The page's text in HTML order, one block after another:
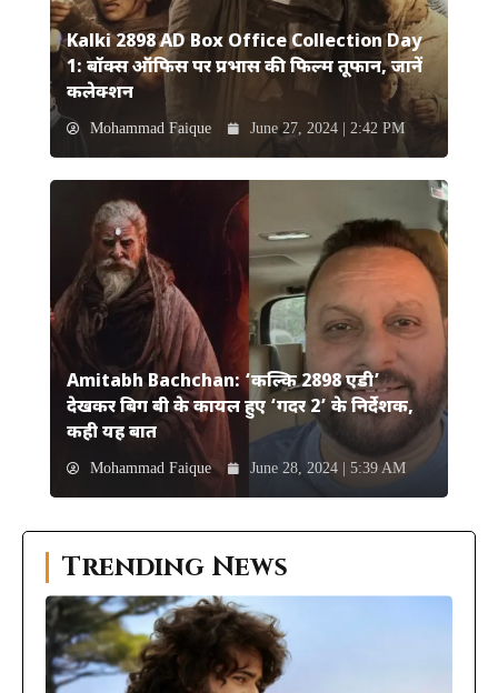
Kalki 2898 AD Box Office Collection Day
1: बॉक्स ऑफिस पर प्रभास की फिल्म तूफान, जानें
कलेक्शन
Mohammad Faique June 27, 2024 | 2:42 PM
Amitabh Bachchan: ‘कल्कि 2898 एडी’
देखकर बिग बी के कायल हुए ‘गदर 2’ के निर्देशक,
कही यह बात
Mohammad Faique June 28, 2024 | 5:39 AM
Trending News